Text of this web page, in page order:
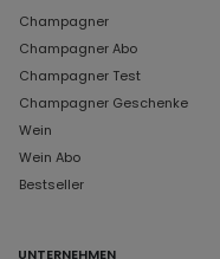
Champagner
Champagner Abo
Champagner Test
Champagner Geschenke
Wein
Wein Abo
Bestseller
UNTERNEHMEN